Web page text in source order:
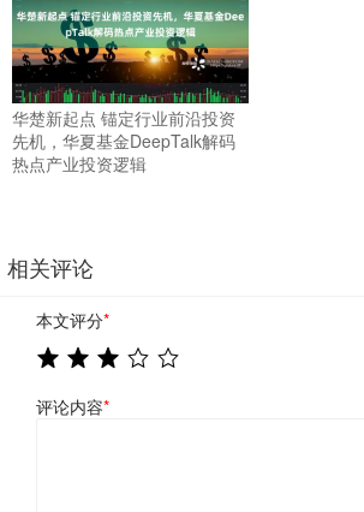
华楚新起点 锚定行业前沿投资
先机，华夏基金DeepTalk解码
热点产业投资逻辑
相关评论
本文评分*
评论内容*